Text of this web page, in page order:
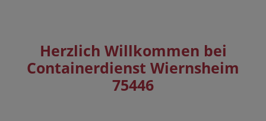
Herzlich Willkommen bei
Containerdienst Wiernsheim
75446